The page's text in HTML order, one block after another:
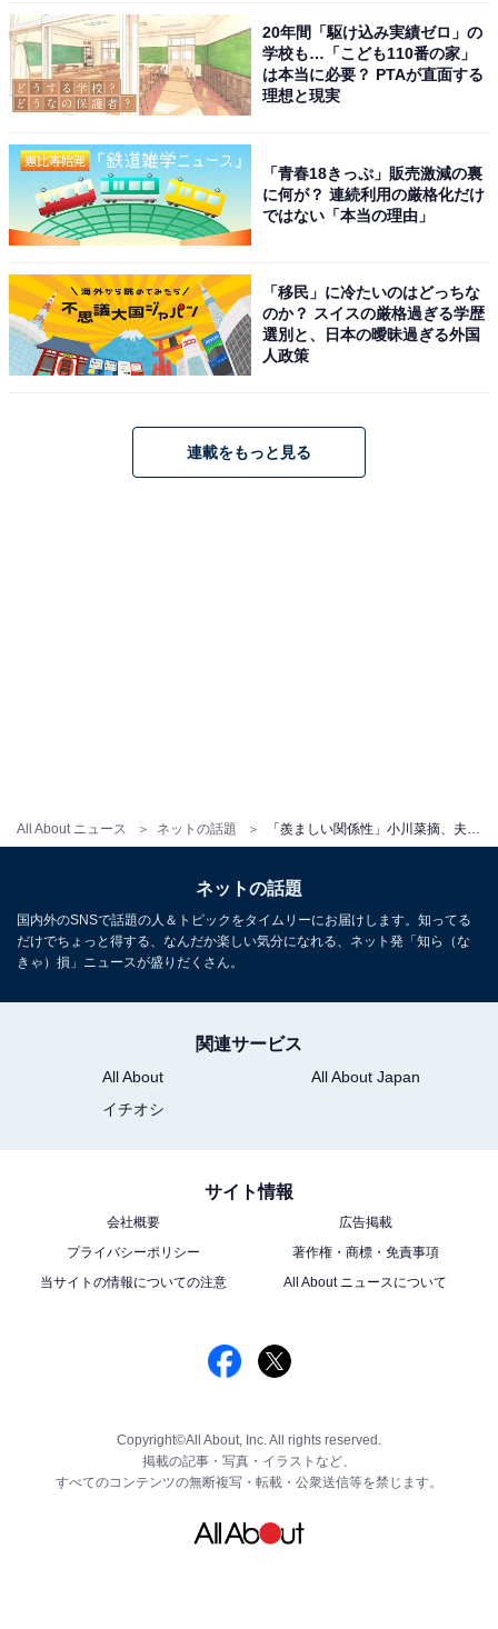
All About ニュース ネットの話題
20年間「駆け込み実績ゼロ」の
学校も…「こども110番の家」
は本当に必要？ PTAが直面する
理想と現実
「青春18きっぷ」販売激減の裏
に何が？ 連続利用の厳格化だけ
ではない「本当の理由」
「移民」に冷たいのはどっちな
のか？ スイスの厳格過ぎる学歴
選別と、日本の曖昧過ぎる外国
人政策
連載をもっと見る
ネットの話題
国内外のSNSで話題の人＆トピックをタイムリーにお届けします。知ってる
だけでちょっと得する、なんだか楽しい気分になれる、ネット発「知ら（な
きゃ）損」ニュースが盛りだくさん。
関連サービス
All About
All About Japan
イチオシ
サイト情報
会社概要
広告掲載
プライバシーポリシー
著作権・商標・免責事項
当サイトの情報についての注意
All About ニュースについて
Copyright©All About, Inc. All rights reserved.
掲載の記事・写真・イラストなど、
すべてのコンテンツの無断複写・転載・公衆送信等を禁じます。